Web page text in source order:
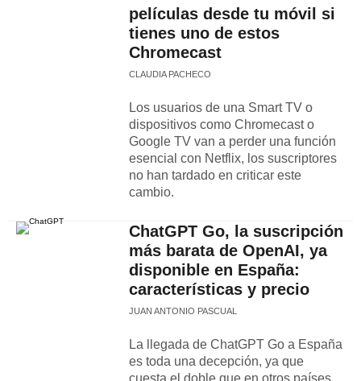
películas desde tu móvil si
tienes uno de estos
Chromecast
CLAUDIA PACHECO
Los usuarios de una Smart TV o
dispositivos como Chromecast o
Google TV van a perder una función
esencial con Netflix, los suscriptores
no han tardado en criticar este
cambio.
ChatGPT Go, la suscripción
más barata de OpenAI, ya
disponible en España:
características y precio
JUAN ANTONIO PASCUAL
La llegada de ChatGPT Go a España
es toda una decepción, ya que
cuesta el doble que en otros países.